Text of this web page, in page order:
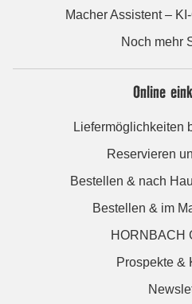
Macher Assistent –
Noch mehr
Online
Liefermöglichkeiten
Reservieren
Bestellen & nach
Bestellen & im
HORNBACH
Prospekte &